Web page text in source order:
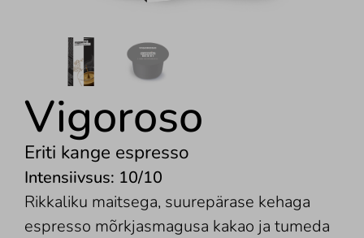
Vigoroso
Eriti kange espresso
Intensiivsus: 10/10
Rikkaliku maitsega, suurepärase kehaga
espresso mõrkjasmagusa kakao ja tumeda